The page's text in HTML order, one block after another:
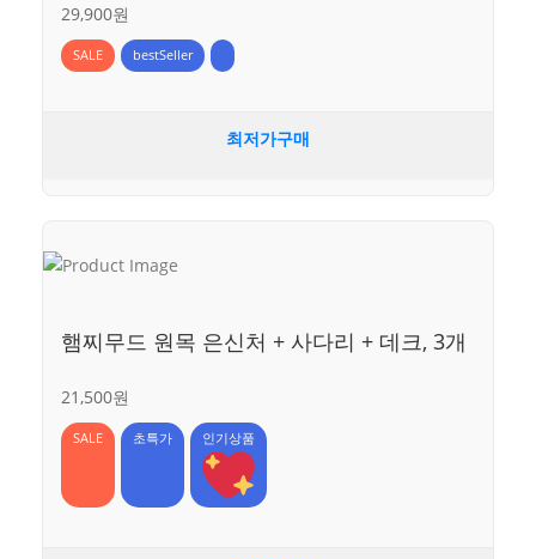
29,900원
SALE bestSeller
최저가구매
햄찌무드 원목 은신처 + 사다리 + 데크, 3개
21,500원
SALE 초특가 인기상품